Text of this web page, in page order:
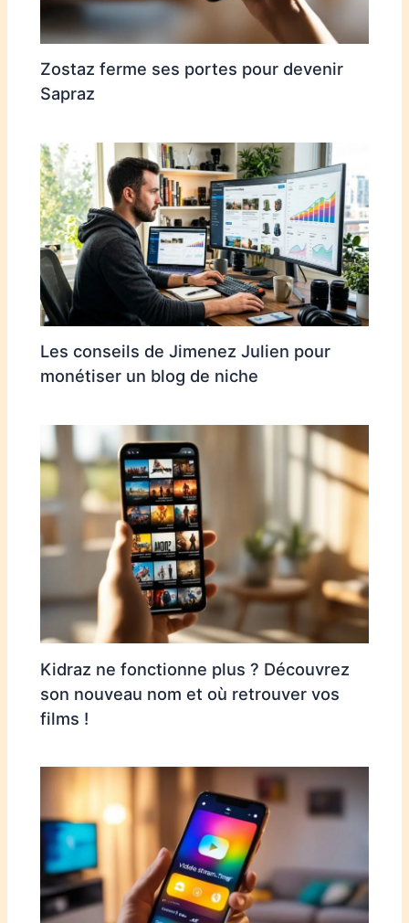
Zostaz ferme ses portes pour devenir
Sapraz
Les conseils de Jimenez Julien pour
monétiser un blog de niche
Kidraz ne fonctionne plus ? Découvrez
son nouveau nom et où retrouver vos
films !